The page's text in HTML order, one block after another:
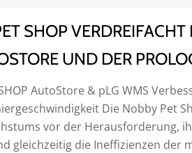
SHOP
UND DER
SHOP AutoStore & pLG WMS
Die Nobby Pet
vor der Herausforderung,
gleichzeitig die Ineffizienzen der